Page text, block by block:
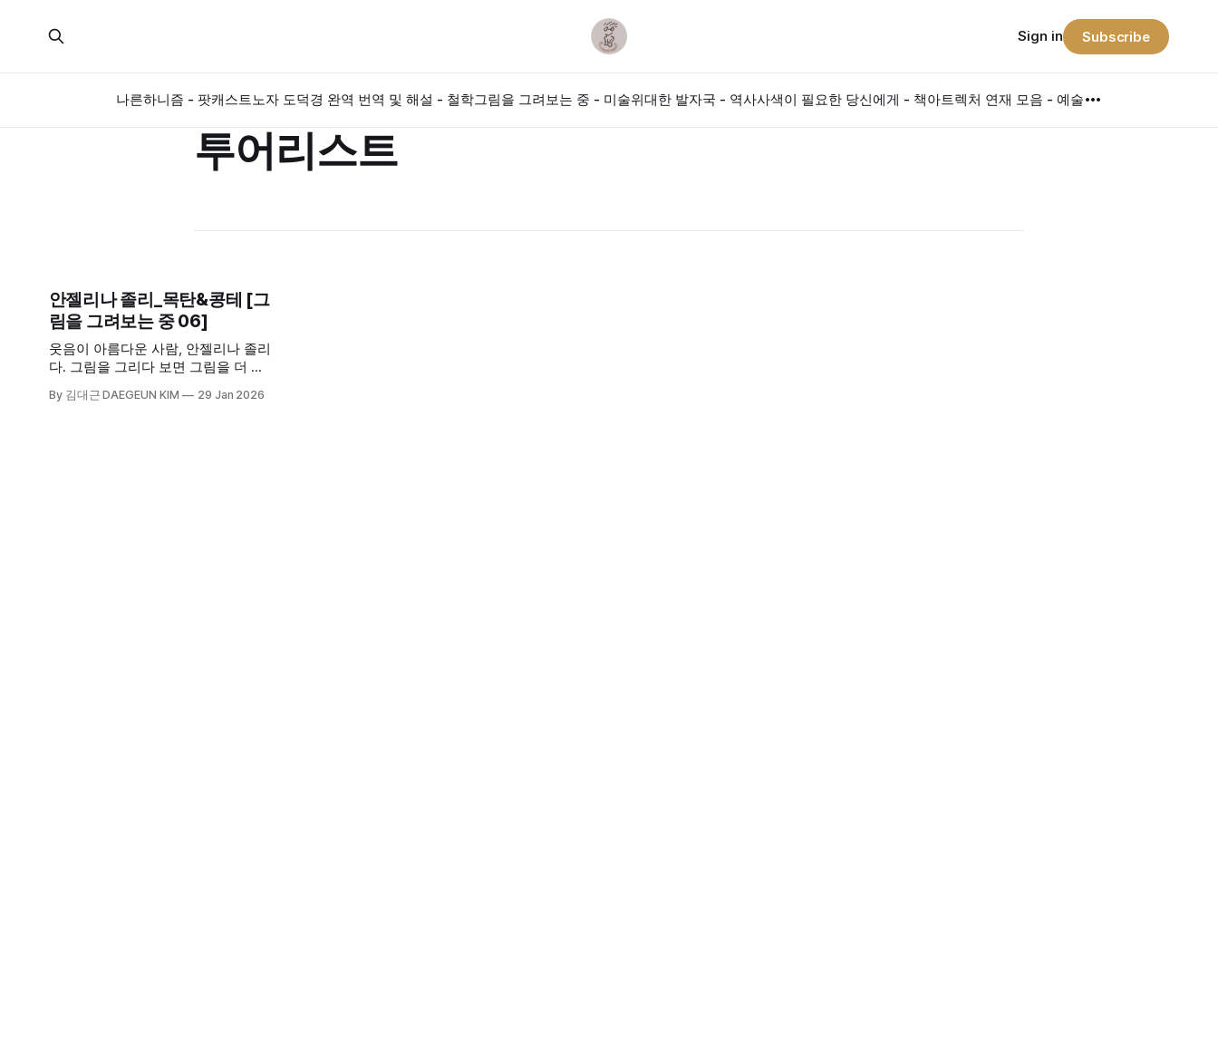
나른하니즘 - 팟캐스트노자 도덕경 완역 번역 및 해설 - 철학그림을 그려보는 중 - 미술위대한 발자국 - 역사사색이 필요한 당신에게 - 책아트렉처 연재 모음 - 예술
Sign in Subscribe
투어리스트
안젤리나 졸리_목탄&콩테 [그
림을 그려보는 중 06]
웃음이 아름다운 사람, 안젤리나 졸리
다. 그림을 그리다 보면 그림을 더 자
조금은 길쭉한 얼굴. 실제보다 못한
By 김대근 DAEGEUN KIM 29 Jan 2026